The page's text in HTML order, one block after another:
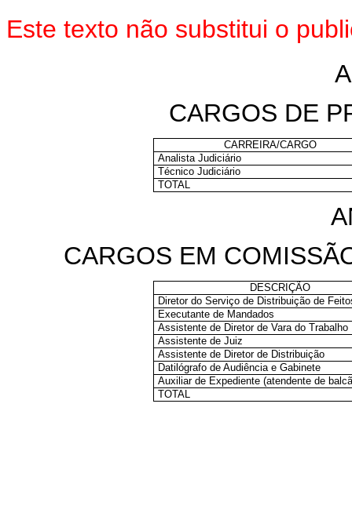
Este texto não substitui o
CARGOS DE
CARREIRA/CARGO
Analista Judiciário
Técnico Judiciário
TOTAL
CARGOS EM
DESCRIÇÃO
Diretor do Serviço de Distribuição de
Executante de Mandados
Assistente de Diretor de Vara do Trabalho
Assistente de Juiz
Assistente de Diretor de Distribuição
Datilógrafo de Audiência e Gabinete
Auxiliar de Expediente (atendente de
TOTAL